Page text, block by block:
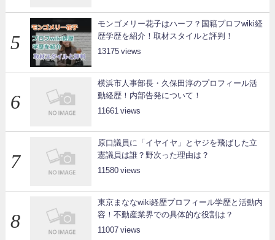
モンゴメリー花子はハーフ？国籍プロフwiki経
歴学歴を紹介！取材スタイルと評判！
13175
横浜市人事部長・久保田淳のプロフィール活
動経歴！内部告発について！
11661
原口議員に「イヤイヤ」とヤジを飛ばした立
憲議員は誰？野次った理由は？
11580
東京まななwiki経歴プロフィール学歴と活動内
容！不動産業界での具体的な役割は？
11007